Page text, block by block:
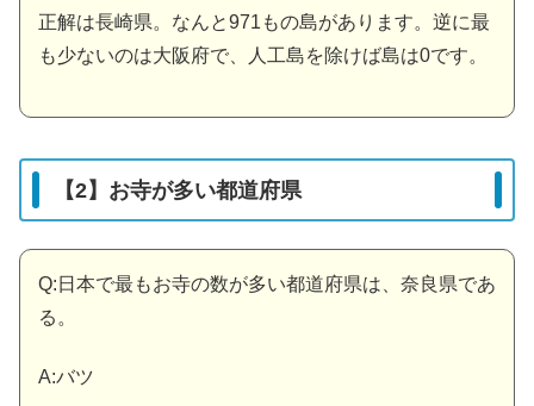
正解は長崎県。なんと971もの島があります。逆に最
も少ないのは大阪府で、人工島を除けば島は0です。
【2】お寺が多い都道府県
Q:日本で最もお寺の数が多い都道府県は、奈良県であ
る。
A:バツ